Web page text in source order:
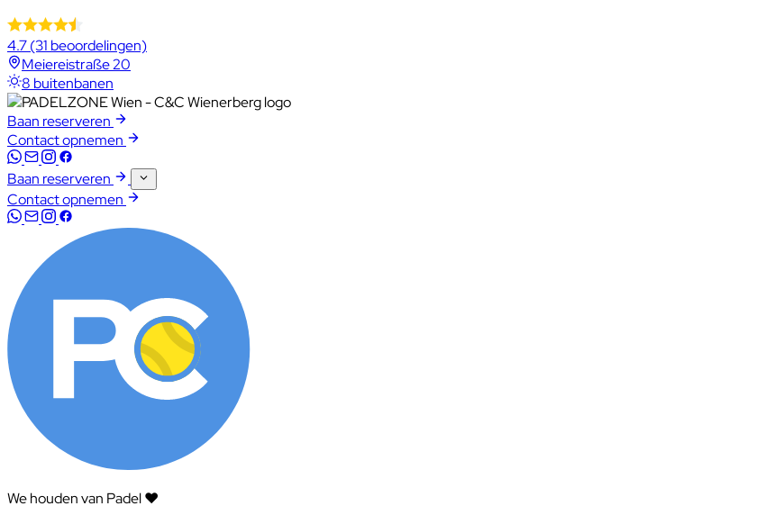
4.7(31 beoordelingen)
Meiereistraße 20
8 buitenbanen
Baan reserveren
Contact opnemen
Baan reserveren
Contact opnemen
We houden van Padel ❤️